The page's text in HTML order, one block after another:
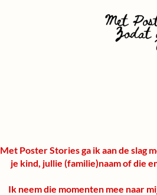
Met Poster Stories ga ik aan de slag
je kind, jullie (familie)naam of die
Ik neem die momenten mee naar